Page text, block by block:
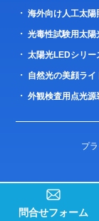
海外向け人工太陽
光毒性試験用太陽
太陽光LEDシリー
自然光の美顔ライ
外観検査用点光源
プ
問合せフォーム